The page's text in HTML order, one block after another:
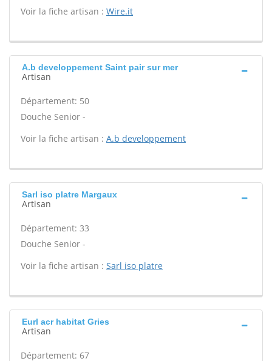
Voir la fiche artisan : Wire.it
A.b developpement Saint pair sur mer
Artisan
Département: 50
Douche Senior -
Voir la fiche artisan : A.b developpement
Sarl iso platre Margaux
Artisan
Département: 33
Douche Senior -
Voir la fiche artisan : Sarl iso platre
Eurl acr habitat Gries
Artisan
Département: 67